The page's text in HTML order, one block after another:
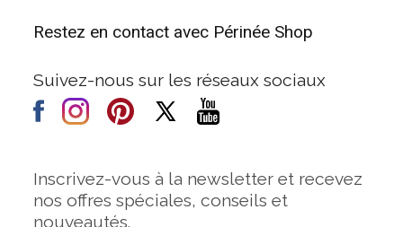
Restez en contact avec Périnée Shop
Suivez-nous sur les réseaux sociaux
Inscrivez-vous à la newsletter et recevez
nos offres spéciales, conseils et
nouveautés.